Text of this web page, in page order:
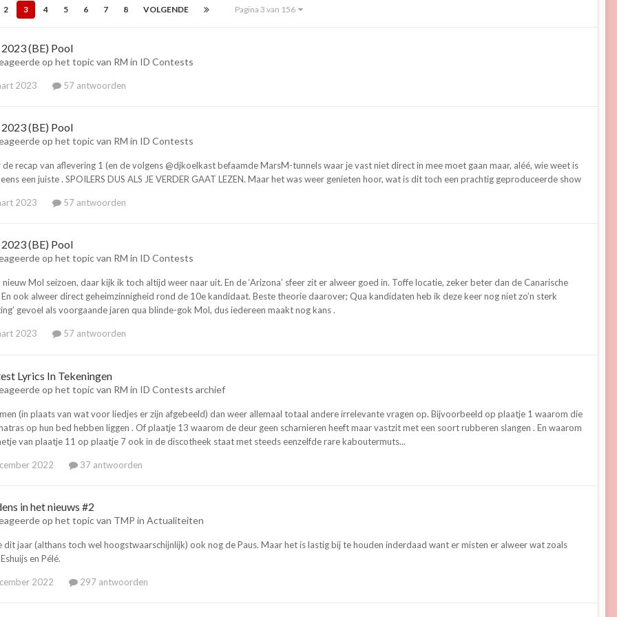
2 3 4 5 6 7 8 VOLGENDE Pagina 3 van 156
(BE) Pool
op het topic van RM in ID Contests
2023 57 antwoorden
(BE) Pool
op het topic van RM in ID Contests
recap van aflevering 1 (en de volgens @djkoelkast befaamde MarsM-tunnels waar je vast niet direct in mee moet gaan maar, aléé, wie weet is
een juiste . SPOILERS DUS ALS JE VERDER GAAT LEZEN. Maar het was weer genieten hoor, wat is dit toch een prachtig geproduceerde show
2023 57 antwoorden
(BE) Pool
op het topic van RM in ID Contests
nieuw Mol seizoen, daar kijk ik toch altijd weer naar uit. En de ‘Arizona’ sfeer zit er alweer goed in. Toffe locatie, zeker beter dan de Canarische
En ook alweer direct geheimzinnigheid rond de 10e kandidaat. Beste theorie daarover; Qua kandidaten heb ik deze keer nog niet zo’n sterk
gevoel als voorgaande jaren qua blinde-gok Mol, dus iedereen maakt nog kans .
2023 57 antwoorden
Lyrics In Tekeningen
op het topic van RM in ID Contests archief
(in plaats van wat voor liedjes er zijn afgebeeld) dan weer allemaal totaal andere irrelevante vragen op. Bijvoorbeeld op plaatje 1 waarom die
op hun bed hebben liggen . Of plaatje 13 waarom de deur geen scharnieren heeft maar vastzit met een soort rubberen slangen . En waarom
van plaatje 11 op plaatje 7 ook in de discotheek staat met steeds eenzelfde rare kaboutermuts...
2022 37 antwoorden
in het nieuws #2
op het topic van TMP in Actualiteiten
dit jaar (althans toch wel hoogstwaarschijnlijk) ook nog de Paus. Maar het is lastig bij te houden inderdaad want er misten er alweer wat zoals
en Pélé.
2022 297 antwoorden